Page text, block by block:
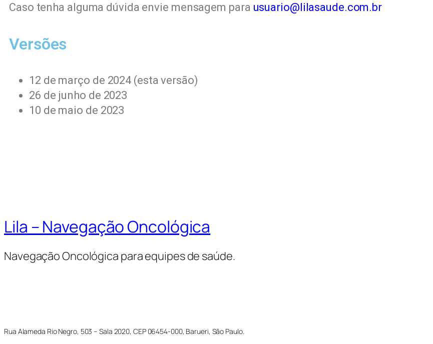
Caso tenha alguma dúvida envie mensagem para usuario@lilasaude.com.br
Versões
12 de março de 2024 (esta versão)
26 de junho de 2023
10 de maio de 2023
Lila – Navegação Oncológica
Navegação Oncológica para equipes de saúde.
Rua Alameda Rio Negro, 503 – Sala 2020, CEP 06454-000, Barueri, São Paulo.